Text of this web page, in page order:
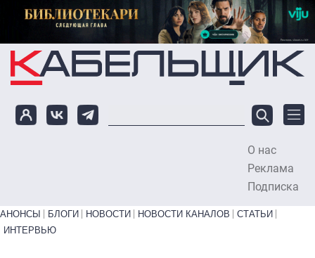
Перейти к основному содержанию
О нас
Реклама
Подписка
Primary links bottom
АНОНСЫ БЛОГИ НОВОСТИ НОВОСТИ КАНАЛОВ
СТАТЬИ
ИНТЕРВЬЮ